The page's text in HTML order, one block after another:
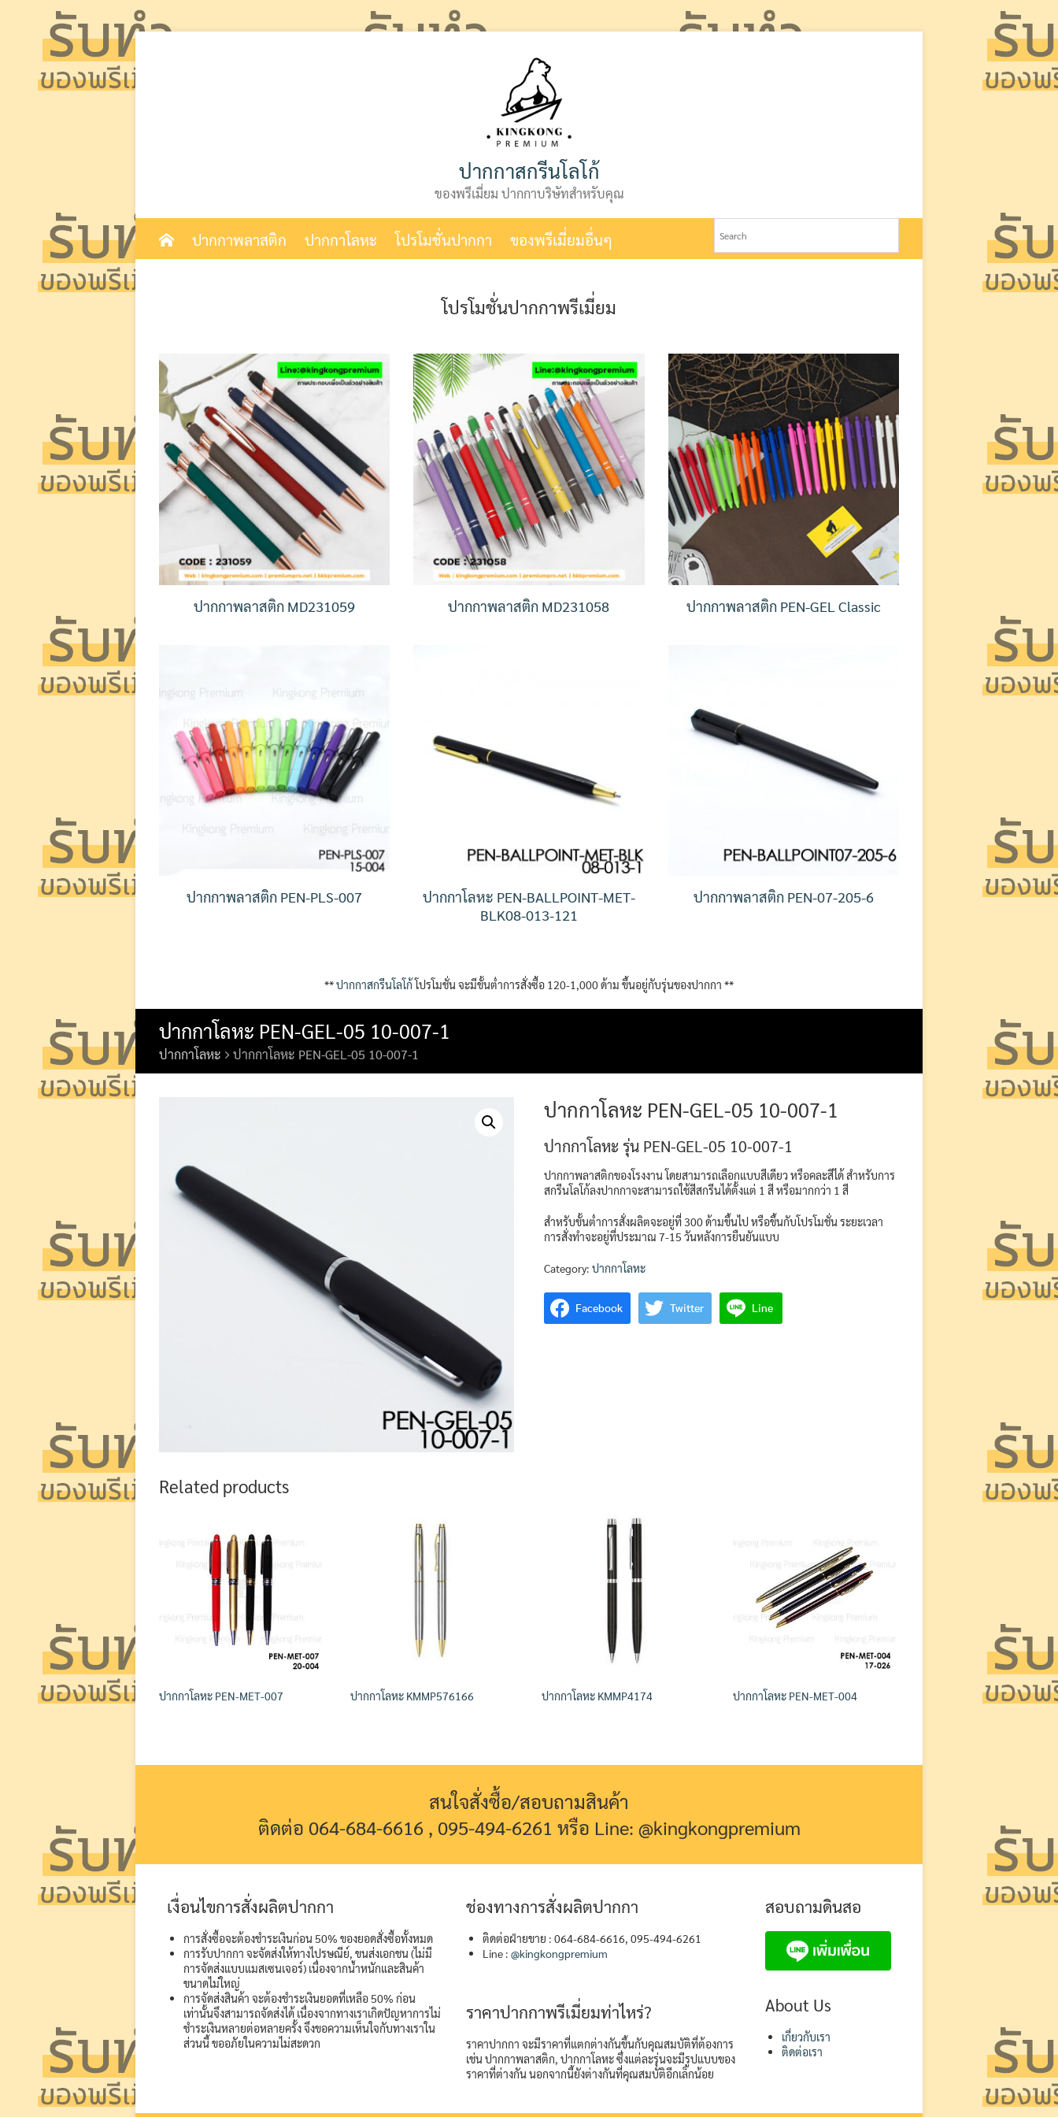
ปากกาสกรีนโลโก้
ของพรีเมี่ยม ปากกาบริษัทสำหรับคุณ
ปากกาพลาสติก ปากกาโลหะ โปรโมชั่นปากกา ของพรีเมี่ยมอื่นๆ
โปรโมชั่นปากกาพรีเมี่ยม
ปากกาพลาสติก MD231059 ปากกาพลาสติก MD231058 ปากกาพลาสติก PEN-GEL Classic
ปากกาพลาสติก PEN-PLS-007
ปากกาโลหะ PEN-BALLPOINT-MET-
BLK08-013-121
ปากกาพลาสติก PEN-07-205-6
**ปากกาสกรีนโลโก้โปรโมชั่น จะมีขั้นต่ำการสั่งซื้อ 120-1,000 ด้าม ขึ้นอยู่กับรุ่นของปากกา **
ปากกาโลหะ PEN-GEL-05 10-007-1
ปากกาโลหะ ปากกาโลหะ PEN-GEL-05 10-007-1
ปากกาโลหะ PEN-GEL-05 10-007-1
ปากกาโลหะ รุ่น PEN-GEL-05 10-007-1
ปากกาพลาสติกของโรงงาน โดยสามารถเลือกแบบสีเดียว หรือคละสีได้ สำหรับการ
สกรีนโลโก้ลงปากกาจะสามารถใช้สีสกรีนได้ตั้งแต่ 1 สี หรือมากกว่า 1 สี
สำหรับขั้นต่ำการสั่งผลิตจะอยู่ที่ 300 ด้ามขึ้นไป หรือขึ้นกับโปรโมชั่น ระยะเวลา
การสั่งทำจะอยู่ที่ประมาณ 7-15 วันหลังการยืนยันแบบ
Category: ปากกาโลหะ
Facebook Twitter Line
Related products
ปากกาโลหะ PEN-MET-007 ปากกาโลหะ KMMP576166 ปากกาโลหะ KMMP4174 ปากกาโลหะ PEN-MET-004
สนใจสั่งซื้อ/สอบถามสินค้า
ติดต่อ 064-684-6616 , 095-494-6261 หรือ Line: @kingkongpremium
เงื่อนไขการสั่งผลิตปากกา
การสั่งซื้อจะต้องชำระเงินก่อน 50% ของยอดสั่งซื้อทั้งหมด
การรับปากกา จะจัดส่งให้ทางไปรษณีย์, ขนส่งเอกชน (ไม่มี
การจัดส่งแบบแมสเซนเจอร์) เนื่องจากน้ำหนักและสินค้า
ขนาดไม่ใหญ่
การจัดส่งสินค้า จะต้องชำระเงินยอดที่เหลือ 50% ก่อน
เท่านั้นจึงสามารถจัดส่งได้ เนื่องจากทางเราเกิดปัญหาการไม่
ชำระเงินหลายต่อหลายครั้ง จึงขอความเห็นใจกับทางเราใน
ส่วนนี้ ขออภัยในความไม่สะดวก
ช่องทางการสั่งผลิตปากกา
ติดต่อฝ่ายขาย : 064-684-6616, 095-494-6261
Line : @kingkongpremium
ราคาปากกาพรีเมี่ยมท่าไหร่?
ราคาปากกา จะมีราคาที่แตกต่างกันขึ้นกับคุณสมบัติที่ต้องการ
เช่น ปากกาพลาสติก, ปากกาโลหะ ซึ่งแต่ละรุ่นจะมีรูปแบบของ
ราคาที่ต่างกัน นอกจากนี้ยังต่างกันที่คุณสมบัติอีกเล็กน้อย
สอบถามดินสอ
About Us
เกี่ยวกับเรา
ติดต่อเรา